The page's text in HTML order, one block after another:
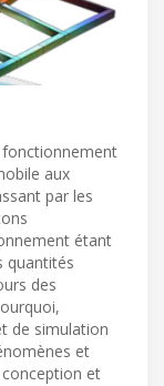
fonctionnement
aux
par les
étant
quantités
des
de simulation
et
et